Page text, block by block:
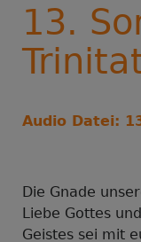
13.
Audio Datei:
Die Gnade
Liebe Gottes
Geistes sei mit